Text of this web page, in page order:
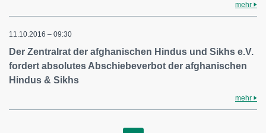
mehr
11.10.2016 – 09:30
Der Zentralrat der afghanischen Hindus und Sikhs e.V.
fordert absolutes Abschiebeverbot der afghanischen
Hindus & Sikhs
mehr